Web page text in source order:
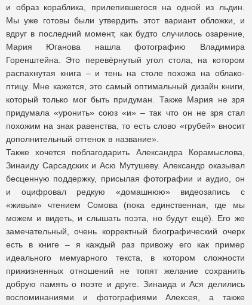
и образ кораблика, прилепившегося на одной из льдин.
Мы уже готовы были утвердить этот вариант обложки, и
вдруг в последний момент, как будто случилось озарение,
Мария Юганова нашла фотографию Владимира
Горенштейна. Это перевёрнутый угол стола, на котором
распахнутая книга – и тень на столе похожа на облако-
птицу. Мне кажется, это самый оптимальный дизайн книги,
который только мог быть придуман. Также Мария не зря
придумала «уронить» союз «и» – так что он не зря стал
похожим на знак равенства, то есть слово «грубей» вносит
дополнительный оттенок в название».
Также хочется поблагодарить Александра Корамыслова,
Зинаиду Сарсадских и Асю Мутушеву. Александр оказывал
бесценную поддержку, присылая фотографии и аудио, он
и оцифровал редкую «домашнюю» видеозапись с
«живым» чтением Сомова (пока единственная, где мы
можем и видеть, и слышать поэта, но будут ещё). Его же
замечательный, очень корректный биографический очерк
есть в книге – я каждый раз привожу его как пример
идеального мемуарного текста, в котором сложности
прижизненных отношений не топят желание сохранить
добрую память о поэте и друге. Зинаида и Ася делились
воспоминаниями и фотографиями Алексея, а также